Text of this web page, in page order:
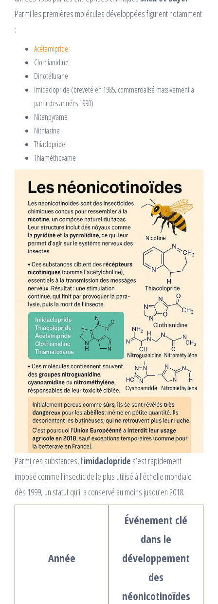
Parmi les premières molécules développées figurent notamment
:
Acétamipride
Clothianidine
Dinotéfurane
Imidaclopride (breveté en 1985, commercialisé massivement à
partir des années 1990)
Nitenpyrame
Nithiazine
Thiaclopride
Thiaméthoxame
Parmi ces substances, l’imidaclopride s’est rapidement
imposé comme l’insecticide le plus utilisé à l’échelle mondiale
dès 1999, un statut qu’il a conservé au moins jusqu’en 2018.
Année
Événement clé
dans le
développement
des
néonicotinoïdes